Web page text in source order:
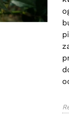
CZERWONE
WYJĄTKOWY